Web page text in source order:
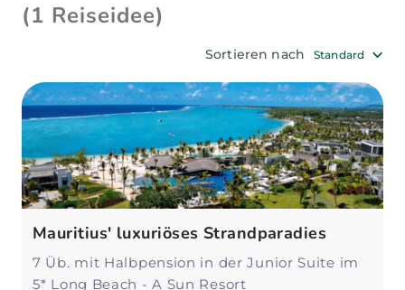
(1 Reiseidee)
Sortieren nach Standard
Mauritius' luxuriöses Strandparadies
7 Üb. mit Halbpension in der Junior Suite im
5* Long Beach - A Sun Resort